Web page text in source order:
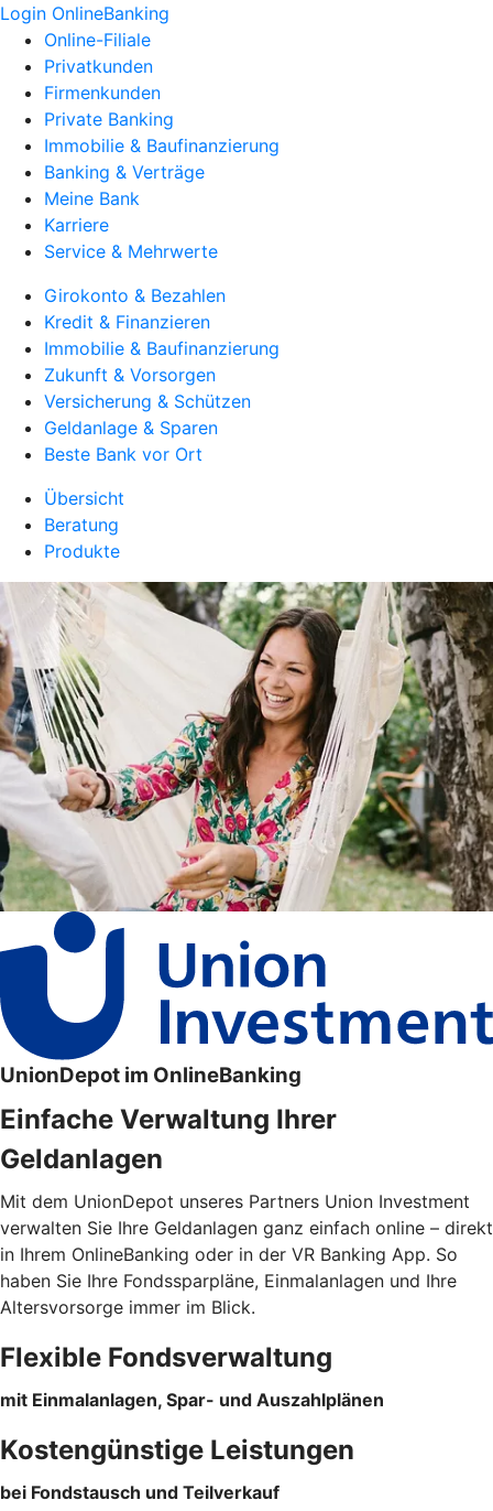
Login OnlineBanking
Online-Filiale
Privatkunden
Firmenkunden
Private Banking
Immobilie & Baufinanzierung
Banking & Verträge
Meine Bank
Karriere
Service & Mehrwerte
Girokonto & Bezahlen
Kredit & Finanzieren
Immobilie & Baufinanzierung
Zukunft & Vorsorgen
Versicherung & Schützen
Geldanlage & Sparen
Beste Bank vor Ort
Übersicht
Beratung
Produkte
UnionDepot im OnlineBanking
Einfache Verwaltung Ihrer
Geldanlagen
Mit dem UnionDepot unseres Partners Union Investment
verwalten Sie Ihre Geldanlagen ganz einfach online – direkt
in Ihrem OnlineBanking oder in der VR Banking App. So
haben Sie Ihre Fondssparpläne, Einmalanlagen und Ihre
Altersvorsorge immer im Blick.
Flexible Fondsverwaltung
mit Einmalanlagen, Spar- und Auszahlplänen
Kostengünstige Leistungen
bei Fondstausch und Teilverkauf